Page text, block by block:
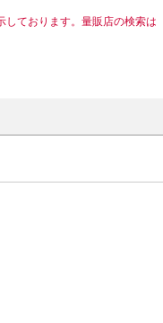
しております。量販店の検索は